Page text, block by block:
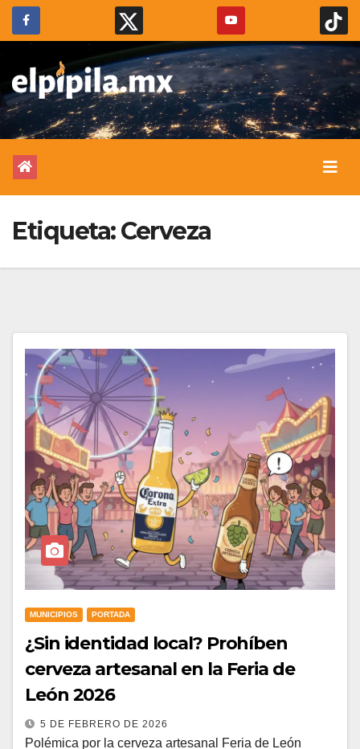
Etiqueta:Cerveza
MUNICIPIOS PORTADA
¿Sin identidad local? Prohíben
cerveza artesanal en la Feria de
León 2026
5 DE FEBRERO DE 2026
Polémica por la cerveza artesanal Feria de León